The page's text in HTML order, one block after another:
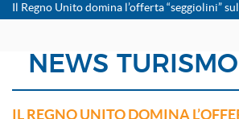
Il Regno Unito domina l’offerta “seggiolini”
NEWS TURISMO
IL REGNO UNITO DOMINA